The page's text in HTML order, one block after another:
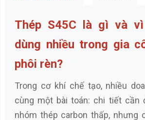
Thép S45C là gì và
dùng nhiều trong gia
phôi rèn?
Trong cơ khí chế tạo, nhiều
cùng một bài toán: chi tiết cần
nhóm thép carbon thấp, nhưng